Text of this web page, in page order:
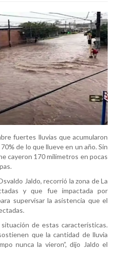
fuertes lluvias que acumularon
de lo que llueve en un año. Sin
cayeron 170 milímetros en pocas
Jaldo, recorrió la zona de La
y que fue impactada por
supervisar la asistencia que el
de estas características.
que la cantidad de lluvia
nunca la vieron”, dijo Jaldo el